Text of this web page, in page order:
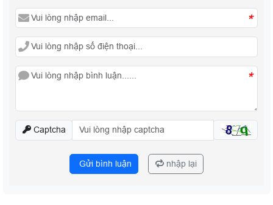
*
*
Captcha
Gửi bình luận nhập lại